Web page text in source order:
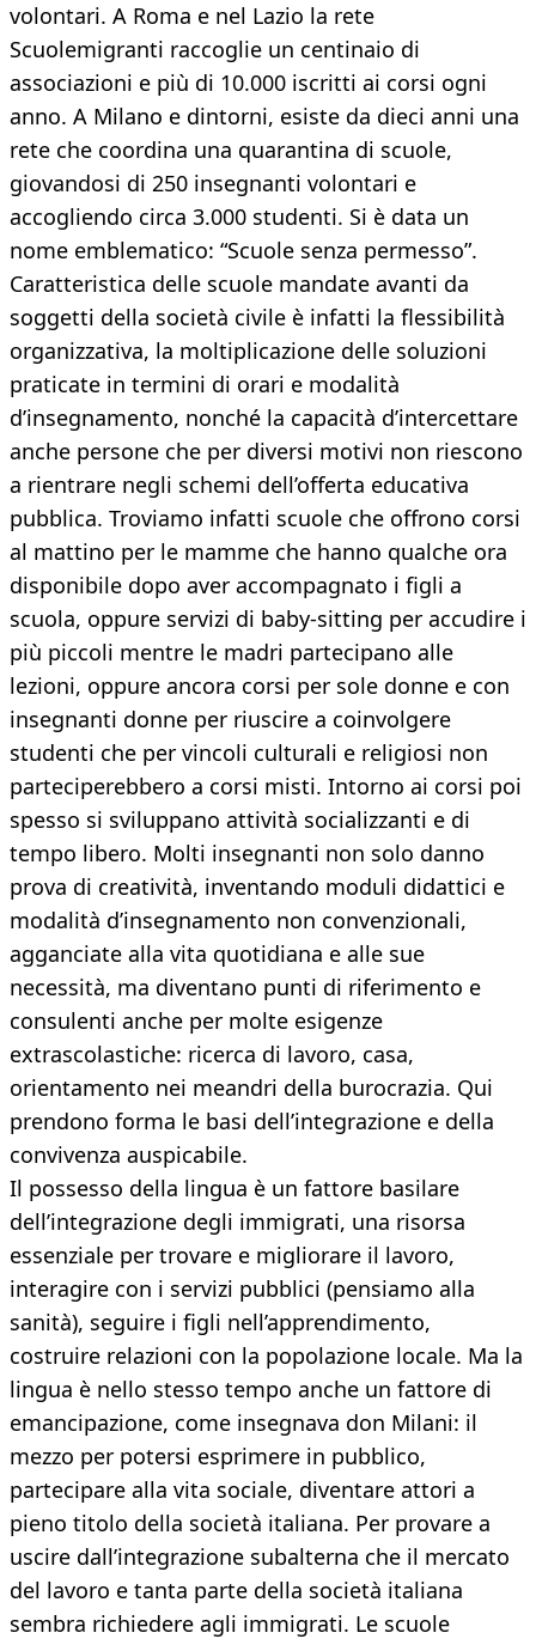
volontari. A Roma e nel Lazio la rete
Scuolemigranti raccoglie un centinaio di
associazioni e più di 10.000 iscritti ai corsi ogni
anno. A Milano e dintorni, esiste da dieci anni una
rete che coordina una quarantina di scuole,
giovandosi di 250 insegnanti volontari e
accogliendo circa 3.000 studenti. Si è data un
nome emblematico: “Scuole senza permesso”.
Caratteristica delle scuole mandate avanti da
soggetti della società civile è infatti la flessibilità
organizzativa, la moltiplicazione delle soluzioni
praticate in termini di orari e modalità
d’insegnamento, nonché la capacità d’intercettare
anche persone che per diversi motivi non riescono
a rientrare negli schemi dell’offerta educativa
pubblica. Troviamo infatti scuole che offrono corsi
al mattino per le mamme che hanno qualche ora
disponibile dopo aver accompagnato i figli a
scuola, oppure servizi di baby-sitting per accudire i
più piccoli mentre le madri partecipano alle
lezioni, oppure ancora corsi per sole donne e con
insegnanti donne per riuscire a coinvolgere
studenti che per vincoli culturali e religiosi non
parteciperebbero a corsi misti. Intorno ai corsi poi
spesso si sviluppano attività socializzanti e di
tempo libero. Molti insegnanti non solo danno
prova di creatività, inventando moduli didattici e
modalità d’insegnamento non convenzionali,
agganciate alla vita quotidiana e alle sue
necessità, ma diventano punti di riferimento e
consulenti anche per molte esigenze
extrascolastiche: ricerca di lavoro, casa,
orientamento nei meandri della burocrazia. Qui
prendono forma le basi dell’integrazione e della
convivenza auspicabile.
Il possesso della lingua è un fattore basilare
dell’integrazione degli immigrati, una risorsa
essenziale per trovare e migliorare il lavoro,
interagire con i servizi pubblici (pensiamo alla
sanità), seguire i figli nell’apprendimento,
costruire relazioni con la popolazione locale. Ma la
lingua è nello stesso tempo anche un fattore di
emancipazione, come insegnava don Milani: il
mezzo per potersi esprimere in pubblico,
partecipare alla vita sociale, diventare attori a
pieno titolo della società italiana. Per provare a
uscire dall’integrazione subalterna che il mercato
del lavoro e tanta parte della società italiana
sembra richiedere agli immigrati. Le scuole